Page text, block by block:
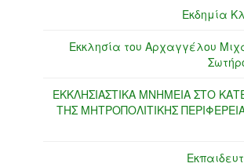
Εκδημία
Εκκλησία του Αρχαγγέλου
ΕΚΚΛΗΣΙΑΣΤΙΚΑ ΜΝΗΜΕΙΑ ΣΤΟ
ΤΗΣ ΜΗΤΡΟΠΟΛΙΤΙΚΗΣ